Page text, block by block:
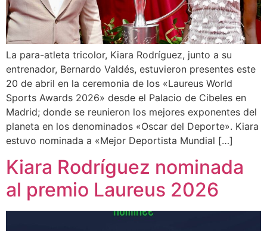
La para-atleta tricolor, Kiara Rodríguez, junto a su
entrenador, Bernardo Valdés, estuvieron presentes este
20 de abril en la ceremonia de los «Laureus World
Sports Awards 2026» desde el Palacio de Cibeles en
Madrid; donde se reunieron los mejores exponentes del
planeta en los denominados «Oscar del Deporte». Kiara
estuvo nominada a «Mejor Deportista Mundial […]
Kiara Rodríguez nominada
al premio Laureus 2026